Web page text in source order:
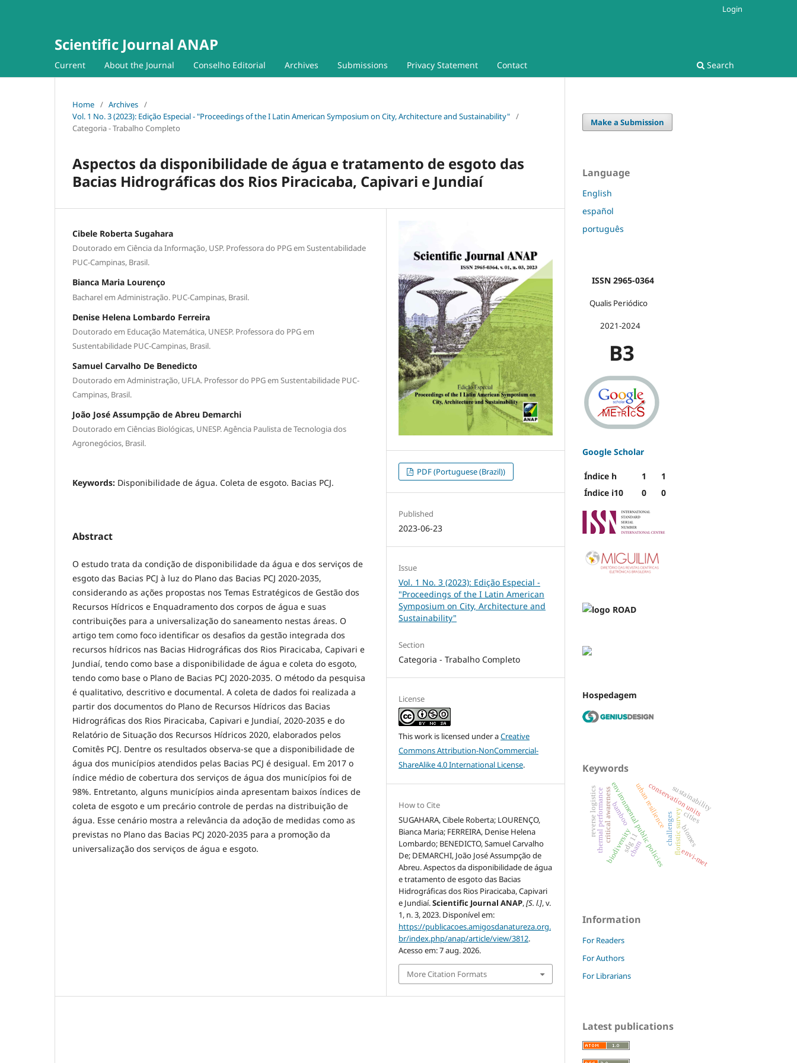
Scientific Journal ANAP
Current About the Journal Conselho Editorial Archives Submissions Privacy Statement Contact Search
Login
Home / Archives /
Vol. 1 No. 3 (2023): Edição Especial - "Proceedings of the I Latin American Symposium on City, Architecture and Sustainability" /
Categoria - Trabalho Completo
Aspectos da disponibilidade de água e tratamento de esgoto das
Bacias Hidrográficas dos Rios Piracicaba, Capivari e Jundiaí
Cibele Roberta Sugahara
Doutorado em Ciência da Informação, USP. Professora do PPG em Sustentabilidade
PUC-Campinas, Brasil.
Bianca Maria Lourenço
Bacharel em Administração. PUC-Campinas, Brasil.
Denise Helena Lombardo Ferreira
Doutorado em Educação Matemática, UNESP. Professora do PPG em
Sustentabilidade PUC-Campinas, Brasil.
Samuel Carvalho De Benedicto
Doutorado em Administração, UFLA. Professor do PPG em Sustentabilidade PUC-
Campinas, Brasil.
João José Assumpção de Abreu Demarchi
Doutorado em Ciências Biológicas, UNESP. Agência Paulista de Tecnologia dos
Agronegócios, Brasil.
Keywords: Disponibilidade de água. Coleta de esgoto. Bacias PCJ.
Abstract
O estudo trata da condição de disponibilidade da água e dos serviços de
esgoto das Bacias PCJ à luz do Plano das Bacias PCJ 2020-2035,
considerando as ações propostas nos Temas Estratégicos de Gestão dos
Recursos Hídricos e Enquadramento dos corpos de água e suas
contribuições para a universalização do saneamento nestas áreas. O
artigo tem como foco identificar os desafios da gestão integrada dos
recursos hídricos nas Bacias Hidrográficas dos Rios Piracicaba, Capivari e
Jundiaí, tendo como base a disponibilidade de água e coleta do esgoto,
tendo como base o Plano de Bacias PCJ 2020-2035. O método da pesquisa
é qualitativo, descritivo e documental. A coleta de dados foi realizada a
partir dos documentos do Plano de Recursos Hídricos das Bacias
Hidrográficas dos Rios Piracicaba, Capivari e Jundiaí, 2020-2035 e do
Relatório de Situação dos Recursos Hídricos 2020, elaborados pelos
Comitês PCJ. Dentre os resultados observa-se que a disponibilidade de
água dos municípios atendidos pelas Bacias PCJ é desigual. Em 2017 o
índice médio de cobertura dos serviços de água dos municípios foi de
98%. Entretanto, alguns municípios ainda apresentam baixos índices de
coleta de esgoto e um precário controle de perdas na distribuição de
água. Esse cenário mostra a relevância da adoção de medidas como as
previstas no Plano das Bacias PCJ 2020-2035 para a promoção da
universalização dos serviços de água e esgoto.
PDF (Portuguese (Brazil))
Published
2023-06-23
Issue
Vol. 1 No. 3 (2023): Edição Especial -
"Proceedings of the I Latin American
Symposium on City, Architecture and
Sustainability"
Section
Categoria - Trabalho Completo
License
This work is licensed under aCreative
Commons Attribution-NonCommercial-
ShareAlike 4.0 International License.
How to Cite
SUGAHARA, Cibele Roberta; LOURENÇO,
Bianca Maria; FERREIRA, Denise Helena
Lombardo; BENEDICTO, Samuel Carvalho
De; DEMARCHI, João José Assumpção de
Abreu. Aspectos da disponibilidade de água
e tratamento de esgoto das Bacias
Hidrográficas dos Rios Piracicaba, Capivari
e Jundiaí.Scientific Journal ANAP,[S. l.], v.
1, n. 3, 2023. Disponível em:
https://publicacoes.amigosdanatureza.org.
br/index.php/anap/article/view/3812.
Acesso em: 7 aug. 2026.
More Citation Formats
Make a Submission
Language
English
español
português
ISSN 2965-0364
Qualis Periódico
2021-2024
B3
Google Scholar
Índice h 1
1
Índice i10
0 0
Hospedagem
Keywords
environmental public policies
biodiversity biomes
floristic survey
conservation units
sustainability
challenges
critical awareness urban resilience
sdg 11
envi-met
cities
thermal performance
reverse logistics
cbam
bamboo
Information
For Readers
For Authors
For Librarians
Latest publications